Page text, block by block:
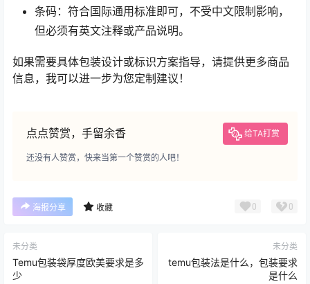
条码：符合国际通用标准即可，不受中文限制影响，
但必须有英文注释或产品说明。
如果需要具体包装设计或标识方案指导，请提供更多商品
信息，我可以进一步为您定制建议！
点点赞赏，手留余香 给TA打赏
还没有人赞赏，快来当第一个赞赏的人吧！
海报分享 收藏 0 0
未分类
Temu包装袋厚度欧美要求是多
少
未分类
temu包装法是什么，包装要求
是什么